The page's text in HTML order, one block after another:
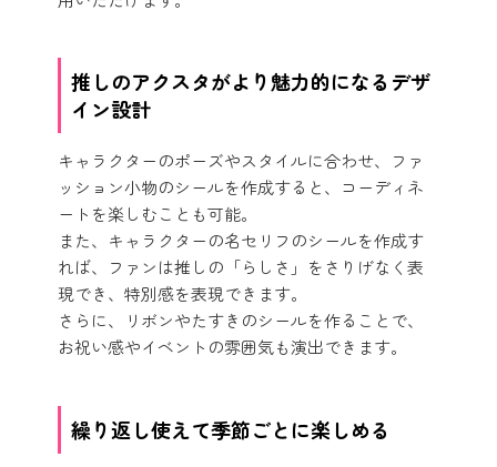
推しのアクスタがより魅力的になるデザ
イン設計
キャラクターのポーズやスタイルに合わせ、ファ
ッション小物のシールを作成すると、コーディネ
ートを楽しむことも可能。
また、キャラクターの名セリフのシールを作成す
れば、ファンは推しの「らしさ」をさりげなく表
現でき、特別感を表現できます。
さらに、リボンやたすきのシールを作ることで、
お祝い感やイベントの雰囲気も演出できます。
繰り返し使えて季節ごとに楽しめる